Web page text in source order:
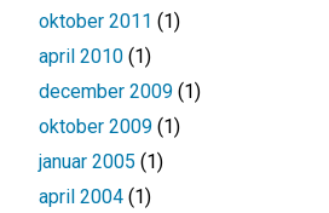
oktober 2011 (1)
april 2010 (1)
december 2009 (1)
oktober 2009 (1)
januar 2005 (1)
april 2004 (1)